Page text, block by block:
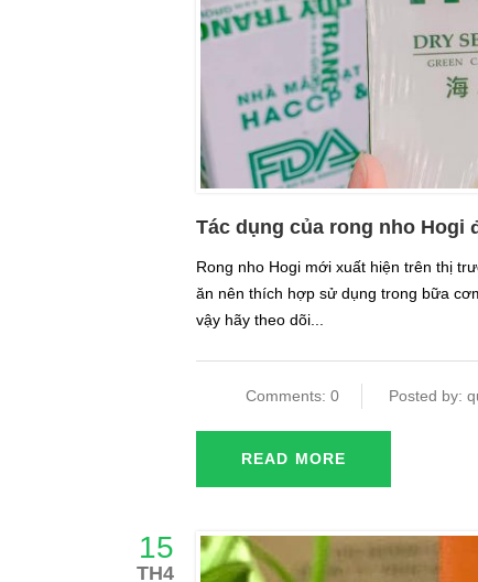
Tác dụng của rong nho
Rong nho Hogi mới xuất hiện trên thị
ăn nên thích hợp sử dụng trong bữa
vậy hãy theo dõi...
Comments: 0 Posted by:
READ MORE
15
TH4